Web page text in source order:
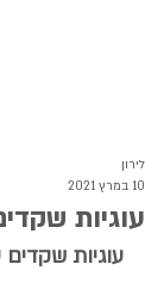
עוגיות
לירון
10 במרץ 2021
עוגיות